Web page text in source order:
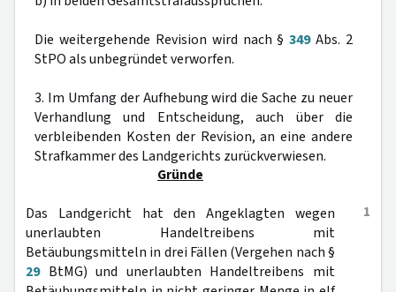
Die weitergehende Revision wird nach §349Abs. 2
StPO als unbegründet verworfen.
3. Im Umfang der Aufhebung wird die Sache zu neuer
Verhandlung und Entscheidung, auch über die
verbleibenden Kosten der Revision, an eine andere
Strafkammer des Landgerichts zurückverwiesen.
Gründe
1
Das Landgericht hat den Angeklagten wegen
unerlaubten Handeltreibens mit
Betäubungsmitteln in drei Fällen (Vergehen nach §
29BtMG) und unerlaubten Handeltreibens mit